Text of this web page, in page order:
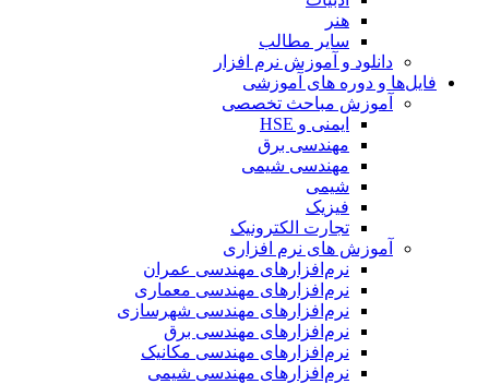
هنر
سایر مطالب
دانلود و آموزش نرم افزار
فایل‌ها و دوره های آموزشی
آموزش مباحث تخصصی
ایمنی و HSE
مهندسی برق
مهندسی شیمی
شیمی
فیزیک
تجارت الکترونیک
آموزش های نرم افزاری
نرم‌افزارهای مهندسی عمران
نرم‌افزارهای مهندسی معماری
نرم‌افزارهای مهندسی شهرسازی
نرم‌افزارهای مهندسی برق
نرم‌افزارهای مهندسی مکانیک
نرم‌افزارهای مهندسی شیمی